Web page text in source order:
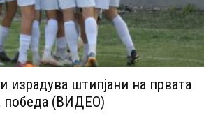
израдува штипјани на првата
победа (ВИДЕО)